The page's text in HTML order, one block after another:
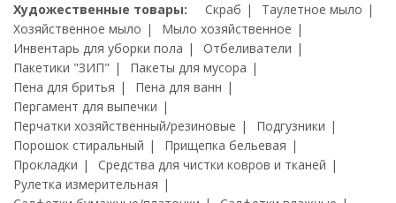
Художественные товары:
Скраб
Таулетное мыло
Хозяйственное мыло
Мыло хозяйственное
Инвентарь для уборки пола
Отбеливатели
Пакетики "ЗИП"
Пакеты для мусора
Пена для бритья
Пена для ванн
Пергамент для выпечки
Перчатки хозяйственный/резиновые
Подгузники
Порошок стиральный
Прищепка бельевая
Прокладки
Средства для чистки ковров и тканей
Рулетка измерительная